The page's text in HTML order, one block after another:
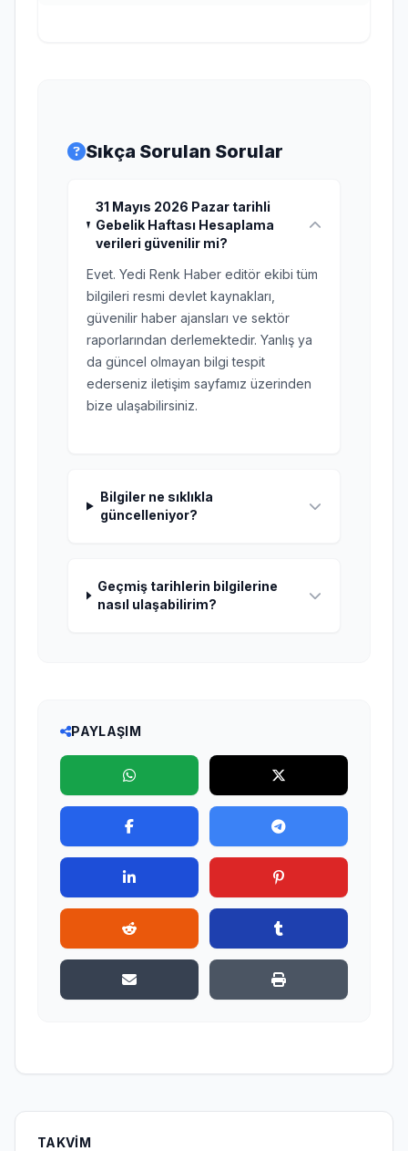
Sıkça Sorulan Sorular
31 Mayıs 2026 Pazar tarihli
Gebelik Haftası Hesaplama
verileri güvenilir mi?
Evet. Yedi Renk Haber editör ekibi tüm
bilgileri resmi devlet kaynakları,
güvenilir haber ajansları ve sektör
raporlarından derlemektedir. Yanlış ya
da güncel olmayan bilgi tespit
ederseniz iletişim sayfamız üzerinden
bize ulaşabilirsiniz.
Bilgiler ne sıklıkla
güncelleniyor?
Geçmiş tarihlerin bilgilerine
nasıl ulaşabilirim?
PAYLAŞIM
TAKVIM